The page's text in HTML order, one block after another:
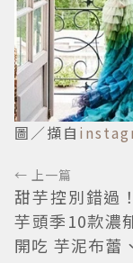
圖／擷自
← 上一篇
甜芋控別錯過
芋頭季10款濃
開吃 芋泥布蕾